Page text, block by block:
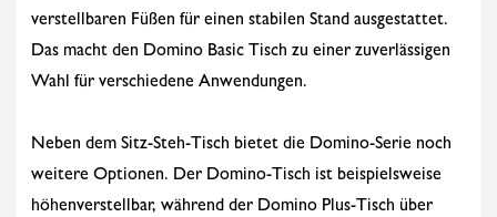
verstellbaren Füßen für einen stabilen Stand ausgestattet.
Das macht den Domino Basic Tisch zu einer zuverlässigen
Wahl für verschiedene Anwendungen.
Neben dem Sitz-Steh-Tisch bietet die Domino-Serie noch
weitere Optionen. Der Domino-Tisch ist beispielsweise
höhenverstellbar, während der Domino Plus-Tisch über